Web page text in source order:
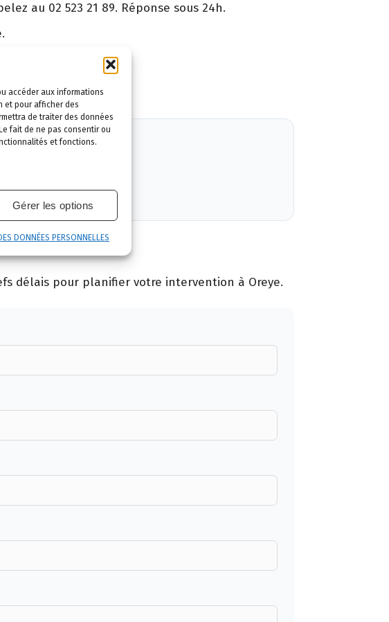
accéder aux informations
et pour afficher des
de traiter des données
fait de ne pas consentir ou
et fonctions.
Gérer les options
DONNÉES PERSONNELLES
au 02 523 21 89. Réponse sous 24h.
garantie.
délais pour planifier votre intervention à Oreye.